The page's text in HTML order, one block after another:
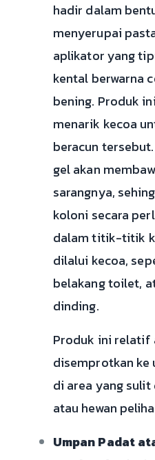
hadir dalam
menyerupai
aplikator yang
kental berwarna
bening. Produk
menarik kecoa
beracun
gel akan
sarangnya,
koloni secara
dalam titik-titik
dilalui kecoa,
belakang toilet,
dinding.
Produk ini relatif
disemprotkan ke
di area yang
atau hewan
Umpan Padat